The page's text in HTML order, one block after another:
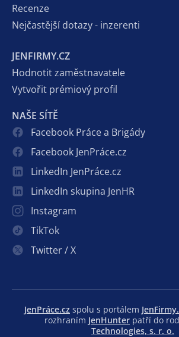
Recenze
Nejčastější dotazy - inzerenti
JENFIRMY.CZ
Hodnotit zaměstnavatele
Vytvořit prémiový profil
NAŠE SÍTĚ
Facebook Práce a Brigády
Facebook JenPráce.cz
LinkedIn JenPráce.cz
LinkedIn skupina JenHR
Instagram
TikTok
Twitter / X
JenPráce.cz spolu s portálem
rozhraním JenHunter patří do
Technologies, s. r. o.